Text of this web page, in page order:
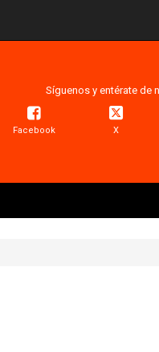
Síguenos y entérate de
Facebook X